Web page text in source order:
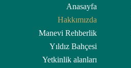
Anasayfa
Hakkımızda
Manevi Rehberlik
Yıldız Bahçesi
Yetkinlik alanları